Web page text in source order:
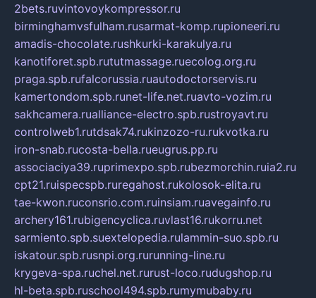
2bets.ruvintovoykompressor.ru
birminghamvsfulham.rusarmat-komp.rupioneeri.ru
amadis-chocolate.rushkurki-karakulya.ru
kanotiforet.spb.rututmassage.ruecolog.org.ru
praga.spb.rufalcorussia.ruautodoctorservis.ru
kamertondom.spb.runet-life.net.ruavto-vozim.ru
sakhcamera.rualliance-electro.spb.rustroyavt.ru
controlweb1.rutdsak74.rukinzozo-ru.rukvotka.ru
iron-snab.rucosta-bella.rueugrus.pp.ru
associaciya39.ruprimexpo.spb.rubezmorchin.ruia2.ru
cpt21.ruispecspb.ruregahost.rukolosok-elita.ru
tae-kwon.ruconsrio.com.ruinsiam.ruavegainfo.ru
archery161.rubigencyclica.ruvlast16.rukorru.net
sarmiento.spb.suextelopedia.rulammin-suo.spb.ru
iskatour.spb.rusnpi.org.rurunning-line.ru
krygeva-spa.ruchel.net.rurust-loco.rudugshop.ru
hl-beta.spb.ruschool494.spb.rumymubaby.ru